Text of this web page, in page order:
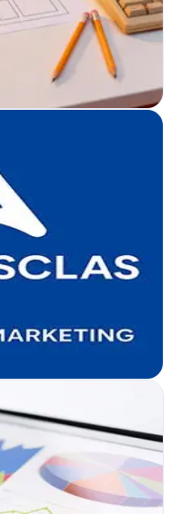
SEM, contenidos y
- MAD
Crean sitios